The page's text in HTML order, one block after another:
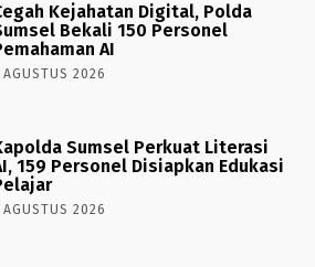
Kejahatan Digital, Polda
Bekali 150 Personel
AI
AGUSTUS 2026
Sumsel Perkuat Literasi
159 Personel Disiapkan Edukasi
AGUSTUS 2026